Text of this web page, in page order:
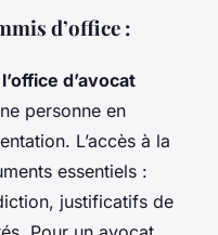
d’office :
d’avocat
personne en
L’accès à la
essentiels :
justificatifs de